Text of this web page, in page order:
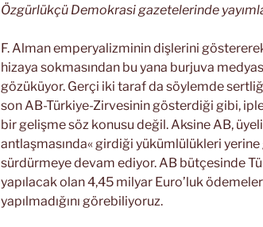
Özgürlükçü Demokrasi gazetelerinde
F. Alman emperyalizminin dişlerini
hizaya sokmasından bu yana burjuva
gözüküyor. Gerçi iki taraf da söylemde
son AB-Türkiye-Zirvesinin gösterdiği gibi,
bir gelişme söz konusu değil. Aksine AB,
antlaşmasında« girdiği yükümlülükleri
sürdürmeye devam ediyor. AB bütçesinde
yapılacak olan 4,45 milyar Euro’luk
yapılmadığını görebiliyoruz.